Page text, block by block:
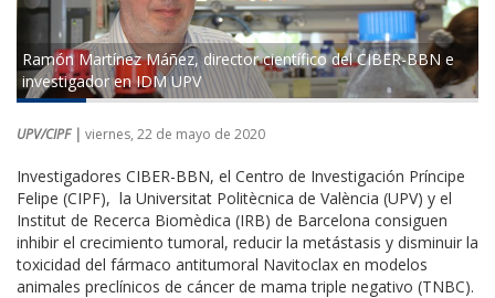
Ramón Martínez Máñez, director científico del CIBER-BBN e
investigador en IDM UPV
UPV/CIPF | viernes, 22 de mayo de 2020
Investigadores CIBER-BBN, el Centro de Investigación Príncipe
Felipe (CIPF), la Universitat Politècnica de València (UPV) y el
Institut de Recerca Biomèdica (IRB) de Barcelona consiguen
inhibir el crecimiento tumoral, reducir la metástasis y disminuir la
toxicidad del fármaco antitumoral Navitoclax en modelos
animales preclínicos de cáncer de mama triple negativo (TNBC).